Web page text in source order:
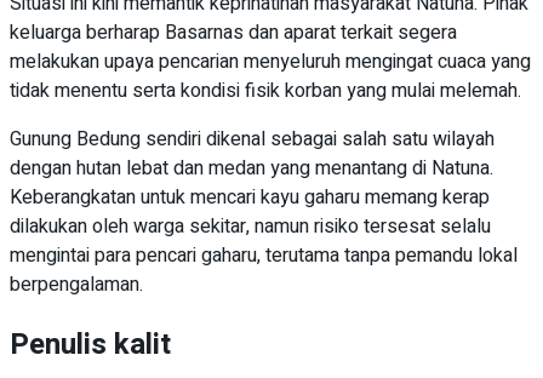
keluarga berharap Basarnas dan aparat terkait segera
melakukan upaya pencarian menyeluruh mengingat cuaca yang
tidak menentu serta kondisi fisik korban yang mulai melemah.
Gunung Bedung sendiri dikenal sebagai salah satu wilayah
dengan hutan lebat dan medan yang menantang di Natuna.
Keberangkatan untuk mencari kayu gaharu memang kerap
dilakukan oleh warga sekitar, namun risiko tersesat selalu
mengintai para pencari gaharu, terutama tanpa pemandu lokal
berpengalaman.
Penulis kalit